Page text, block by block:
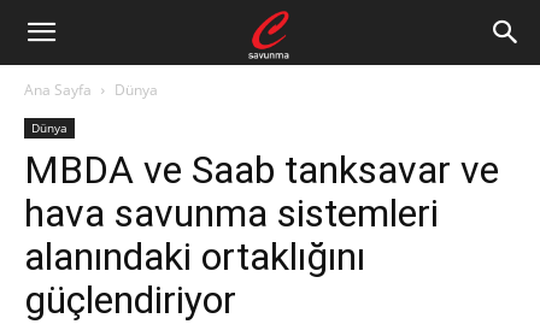
Ana Sayfa Dünya
Dünya
MBDA ve Saab tanksavar ve
hava savunma sistemleri
alanındaki ortaklığını
güçlendiriyor